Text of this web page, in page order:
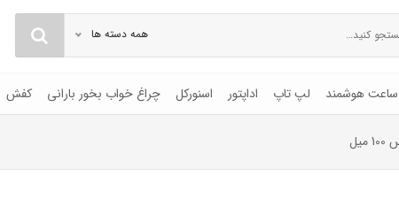
همه دسته ها
ساعت هوشمند لپ تاپ اداپتور اسنورکل چراغ خواب بخور بارانی کفش